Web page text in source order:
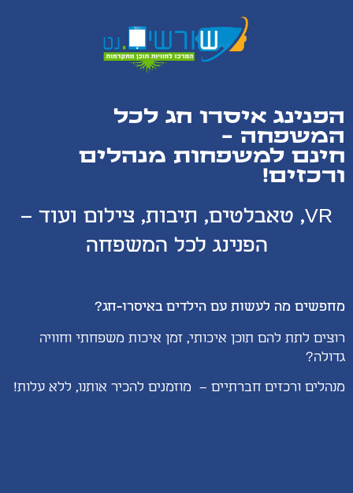
הפנינג איסרו חג לכל
המשפחה -
חינם למשפחות מנהלים
ורכזים!
VR, טאבלטים, תיבות, צילום ועוד –
הפנינג לכל המשפחה
מחפשים מה לעשות עם הילדים באיסרו-חג?
רוצים לתת להם תוכן איכותי, זמן איכות משפחתי וחוויה
גדולה?
מנהלים ורכזים חברתיים – מוזמנים להכיר אותנו, ללא עלות!